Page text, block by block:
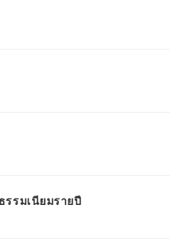
รรมเนียมรายปี